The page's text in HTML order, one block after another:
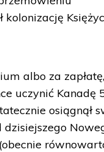
kolonizację
albo za
uczynić Kanadę
osiągnął